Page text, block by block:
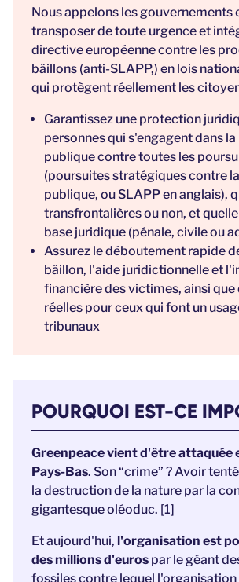
Nous appelons les gouvernements
transposer de toute urgence et
directive européenne contre les
bâillons (anti-SLAPP,) en lois
qui protègent réellement les
Garantissez une protection
personnes qui s'engagent dans
publique contre toutes les
(poursuites stratégiques contre
publique, ou SLAPP en anglais),
transfrontalières ou non, et
base juridique (pénale, civile ou
Assurez le déboutement rapide
bâillon, l'aide juridictionnelle et
financière des victimes, ainsi que
réelles pour ceux qui font un
tribunaux
POURQUOI EST-CE
Greenpeace vient d'être attaquée
Pays-Bas. Son “crime” ? Avoir
la destruction de la nature par la
gigantesque oléoduc. [1]
Et aujourd'hui, l'organisation est
des millions d'euros par le géant
fossiles contre lequel l'organisation